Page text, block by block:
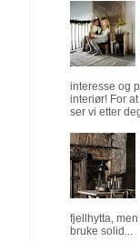
interesse og
interiør! For
ser vi etter deg
fjellhytta,
bruke solid...